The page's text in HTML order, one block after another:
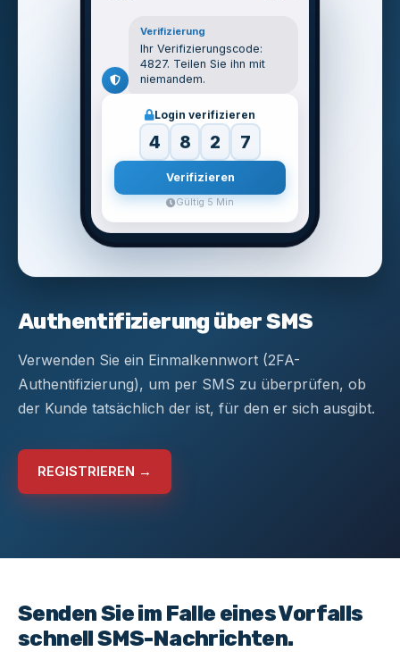
Verifizierung
Ihr Verifizierungscode:
4827. Teilen Sie ihn mit
niemandem.
Login verifizieren
4 8 2 7
Verifizieren
Gültig 5 Min
Authentifizierung über SMS
Verwenden Sie ein Einmalkennwort (2FA-
Authentifizierung), um per SMS zu überprüfen, ob
der Kunde tatsächlich der ist, für den er sich ausgibt.
REGISTRIEREN →
Senden Sie im Falle eines Vorfalls
schnell SMS-Nachrichten.